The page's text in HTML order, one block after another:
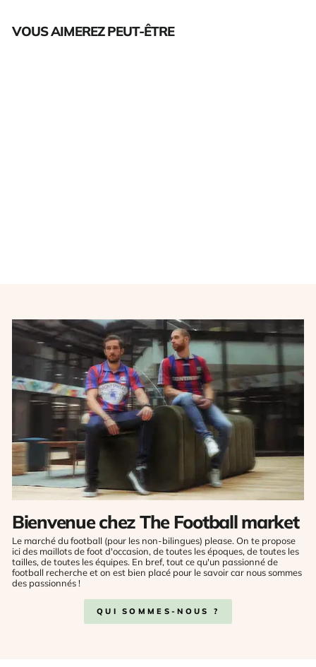
VOUS AIMEREZ PEUT-ÊTRE
Bienvenue chez The Football market
Le marché du football (pour les non-bilingues) please. On te propose
ici des maillots de foot d'occasion, de toutes les époques, de toutes les
tailles, de toutes les équipes. En bref, tout ce qu'un passionné de
football recherche et on est bien placé pour le savoir car nous sommes
des passionnés !
QUI SOMMES-NOUS ?